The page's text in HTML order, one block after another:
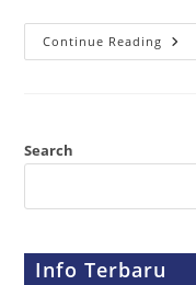
Continue Reading
Search
Info Terbaru